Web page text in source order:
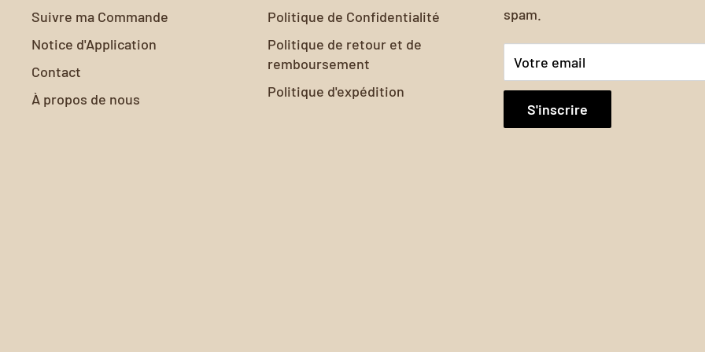
Suivre ma Commande
Notice d'Application
Contact
À propos de nous
Politique de Confidentialité
Politique de retour et de
remboursement
Politique d'expédition
spam.
Votre email
S'inscrire